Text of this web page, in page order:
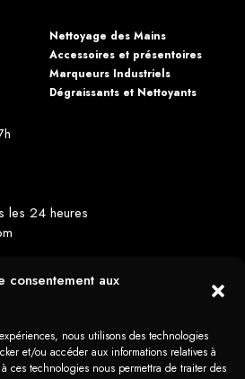
consentement aux
nous utilisons des technologies
et/ou accéder aux informations relatives à
ces technologies nous permettra de traiter des
Nettoyage des Mains
Accessoires et présentoires
Marqueurs Industriels
Dégraissants et Nettoyants
les 24 heures